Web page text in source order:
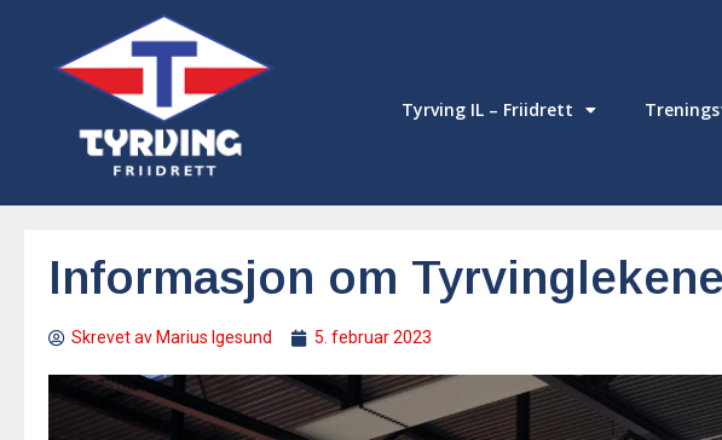
Tyrving IL – Friidrett
Informasjon om
Skrevet av Marius Igesund 5. februar 2023